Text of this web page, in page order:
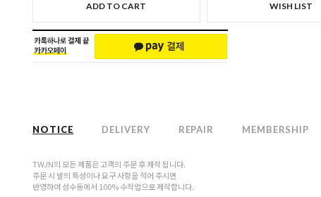
ADD TO CART WISH LIST
NOTICE
TWJN의 모든 제품은 고객의 주문 후 제작 됩니다.
주문 시 발의 특성이나 요구 사항을 적어 주시면
반영하여 성수동에서 100% 수작업으로 제작합니다.
DELIVERY REPAIR MEMBERSHIP